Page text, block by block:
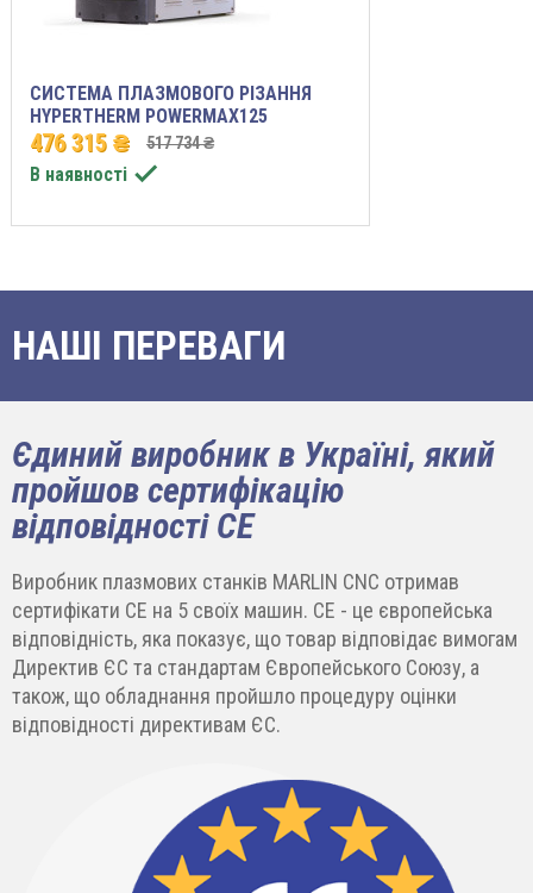
СИСТЕМА ПЛАЗМОВОГО РІЗАННЯ
HYPERTHERM POWERMAX125
476 315 ₴ 517 734 ₴
В наявності 
НАШІ ПЕРЕВАГИ
Єдиний виробник в Україні, який
пройшов сертифікацію
відповідності СЕ
Виробник плазмових станків MARLIN CNC отримав
сертифікати СЕ на 5 своїх машин. СЕ - це європейська
відповідність, яка показує, що товар відповідає вимогам
Директив ЄС та стандартам Європейського Союзу, а
також, що обладнання пройшло процедуру оцінки
відповідності директивам ЄС.